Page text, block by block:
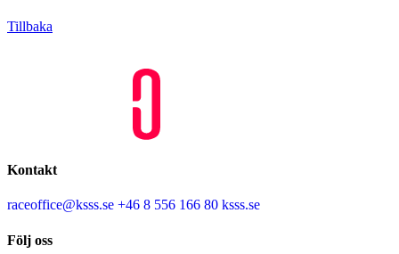
Tillbaka
Kontakt
raceoffice@ksss.se +46 8 556 166 80 ksss.se
Följ oss